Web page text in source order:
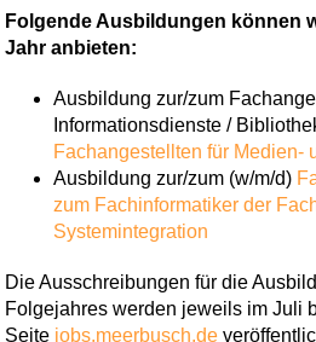
Folgende Ausbildungen können
Jahr anbieten:
Ausbildung zur/zum
Informationsdienste /
Fachangestellten für Medien-
Ausbildung zur/zum (w/m/d)
zum Fachinformatiker der
Systemintegration
Die Ausschreibungen für die
Folgejahres werden jeweils im Juli
Seite jobs.meerbusch.de